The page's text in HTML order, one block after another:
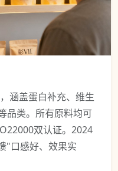
涵盖蛋白补充、维生
品类。所有原料均可
双认证。2024
"口感好、效果实